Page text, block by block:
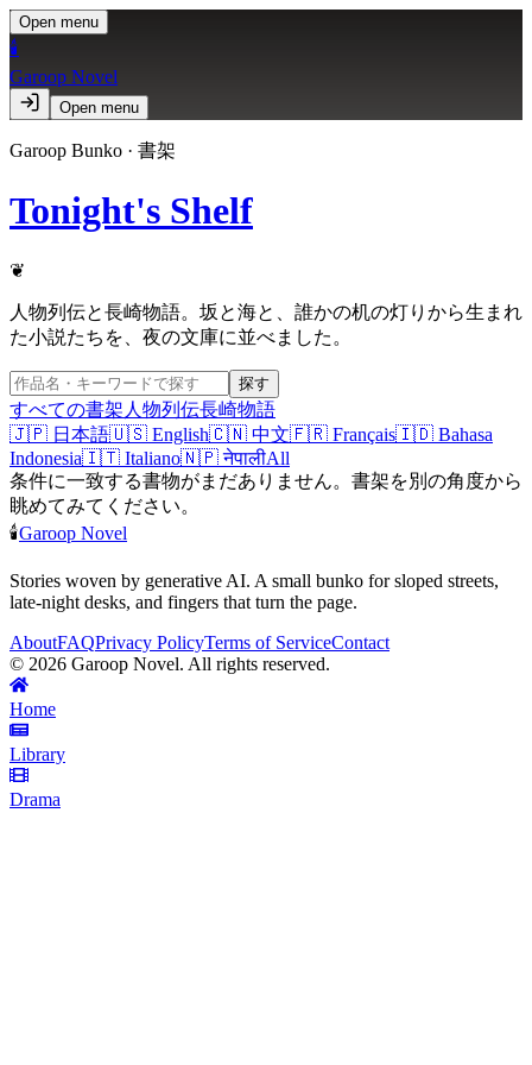
Open menu
🕯️
Garoop Novel
Open menu
Garoop Bunko · 書架
Tonight's Shelf
❦
人物列伝と長崎物語。坂と海と、誰かの机の灯りから生まれ
た小説たちを、夜の文庫に並べました。
探す
すべての書架 人物列伝長崎物語
🇯🇵 日本語🇺🇸 English🇨🇳 中文🇫🇷 Français🇮🇩 Bahasa
Indonesia🇮🇹 Italiano🇳🇵 नेपालीAll
条件に一致する書物がまだありません。書架を別の角度から
眺めてみてください。
🕯️Garoop Novel
Stories woven by generative AI. A small bunko for sloped streets,
late-night desks, and fingers that turn the page.
AboutFAQPrivacy PolicyTerms of ServiceContact
© 2026 Garoop Novel. All rights reserved.
Home
Library
Drama